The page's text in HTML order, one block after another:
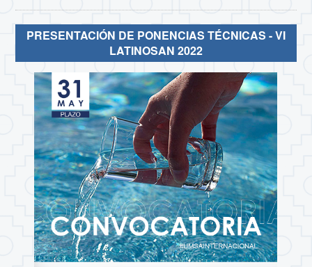
PRESENTACIÓN DE PONENCIAS TÉCNICAS - VI
LATINOSAN 2022